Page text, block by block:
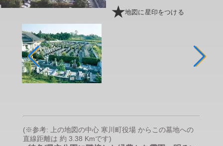
地図に星印をつける
(※参考: 上の地図の中心 寒川町役場 からこの墓地への
直線距離は 約 3.38 Kmです)